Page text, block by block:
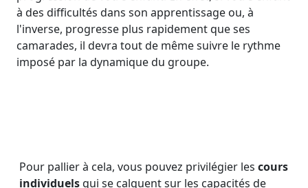
à des difficultés dans son apprentissage ou, à
l'inverse, progresse plus rapidement que ses
camarades, il devra tout de même suivre le rythme
imposé par la dynamique du groupe.
Pour pallier à cela, vous pouvez privilégier les cours
individuelsqui se calquent sur les capacités de